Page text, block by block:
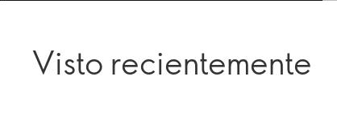
Visto recientemente